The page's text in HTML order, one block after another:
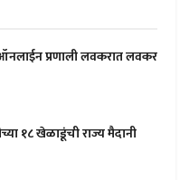
ऑनलाईन प्रणाली लवकरात लवकर
१८ खेळाडूंची राज्य मैदानी